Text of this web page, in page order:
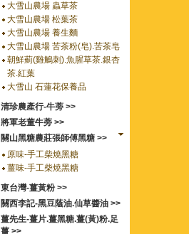
大雪山農場 蟲草茶
大雪山農場 松葉茶
大雪山農場 養生麵
大雪山農場 苦茶粉(皂).苦茶皂
朝鮮薊(雞鵤刺).魚腥草茶.銀杏
茶.紅葉
大雪山 石蓮花保養品
清珍農產行-牛蒡 >>
將軍老董牛蒡 >>
關山黑糖農莊張師傅黑糖 >>
原味-手工柴燒黑糖
薑味-手工柴燒黑糖
東台灣-薑黃粉 >>
關西李記-黑豆蔭油.仙草醬油 >>
薑先生-薑片.薑黑糖.薑(黃)粉.足
薑 >>